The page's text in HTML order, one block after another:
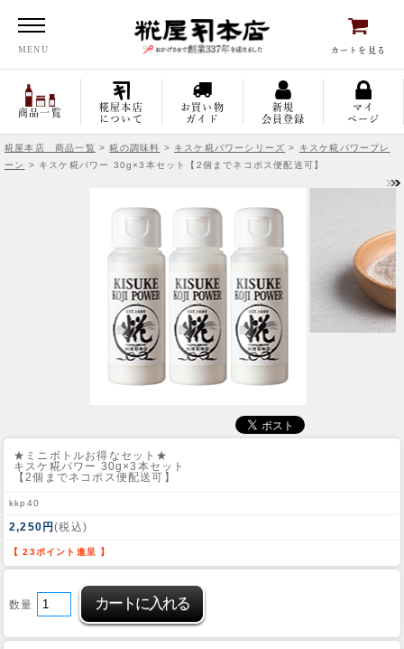
MENU カートを見る
商品一覧
糀屋本店
について
お買い物
ガイド
新規
会員登録
マイ
ページ
糀屋本店 商品一覧 >糀の調味料 > キスケ糀パワーシリーズ >
キスケ糀パワープレ
ーン
> キスケ糀パワー 30g×3本セット【2個までネコポス便配送可】
★ミニボトルお得なセット★
キスケ糀パワー 30g×3本セット
【2個までネコポス便配送可】
kkp40
2,250円(税込)
【 23ポイント進呈 】
数量